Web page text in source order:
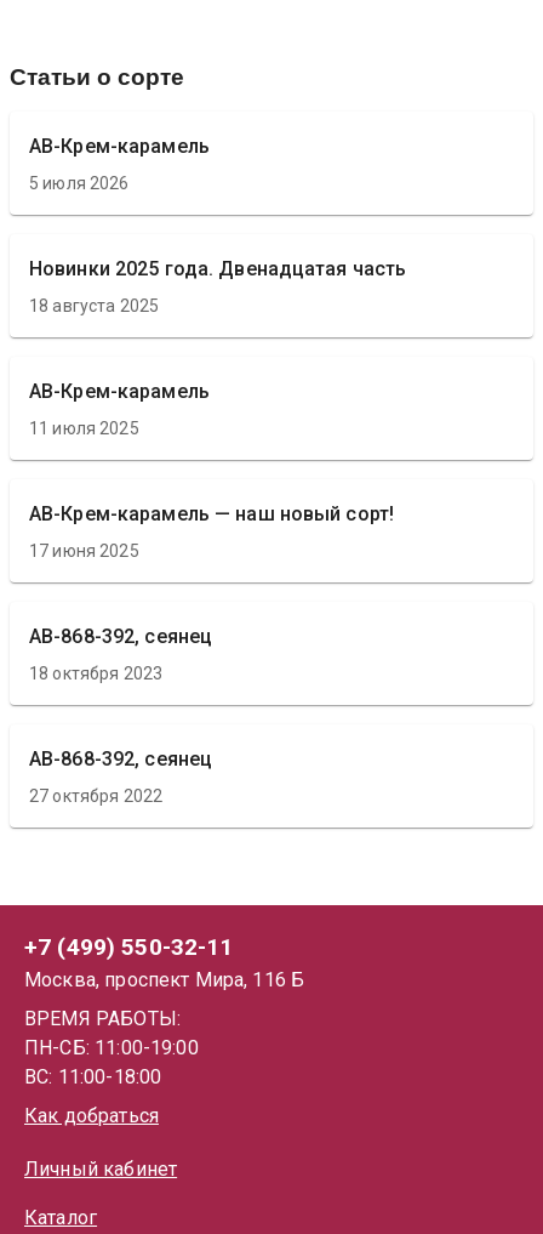
Статьи о сорте
АВ-Крем-карамель
5 июля 2026
Новинки 2025 года. Двенадцатая часть
18 августа 2025
АВ-Крем-карамель
11 июля 2025
АВ-Крем-карамель — наш новый сорт!
17 июня 2025
АВ-868-392, сеянец
18 октября 2023
АВ-868-392, сеянец
27 октября 2022
+7 (499) 550-32-11
Москва, проспект Мира, 116 Б
ВРЕМЯ РАБОТЫ:
ПН-СБ: 11:00-19:00
ВС: 11:00-18:00
Как добраться
Личный кабинет
Каталог